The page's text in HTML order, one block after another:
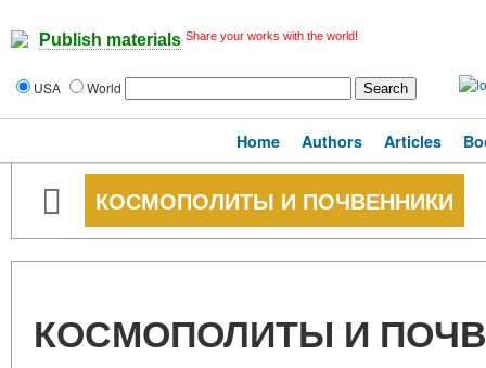
Publish materials Share your works with the world!
USA World
Home Authors Articles
КОСМОПОЛИТЫ И ПОЧВЕННИКИ
КОСМОПОЛИТЫ И